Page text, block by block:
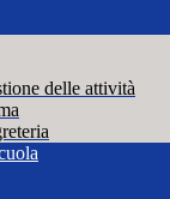
delle attività